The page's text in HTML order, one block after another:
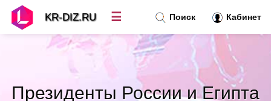
Президенты России и Египта
Поиск Кабинет
KR-DIZ.RU ☰
Топ новостей»